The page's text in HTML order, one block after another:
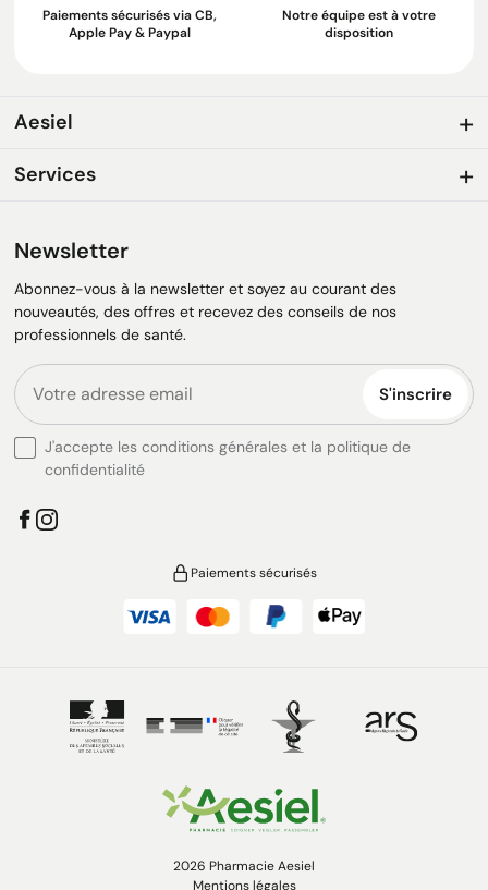
Paiements sécurisés via CB,
Apple Pay & Paypal
Notre équipe est à votre
disposition
Aesiel
Services
Newsletter
Abonnez-vous à la newsletter et soyez au courant des
nouveautés, des offres et recevez des conseils de nos
professionnels de santé.
S'inscrire
J'accepte les conditions générales et la politique de
confidentialité
Paiements sécurisés
2026 Pharmacie Aesiel
Mentions légales